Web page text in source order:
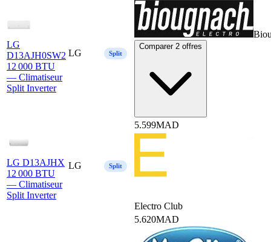
LG
D13AJH0SW2
12 000 BTU
— Climatiseur
Split Inverter
LG Split
Comparer 2 offres
LG D13AJHX
12 000 BTU
— Climatiseur
Split Inverter
LG Split
5.599MAD
Electro Club
5.620MAD